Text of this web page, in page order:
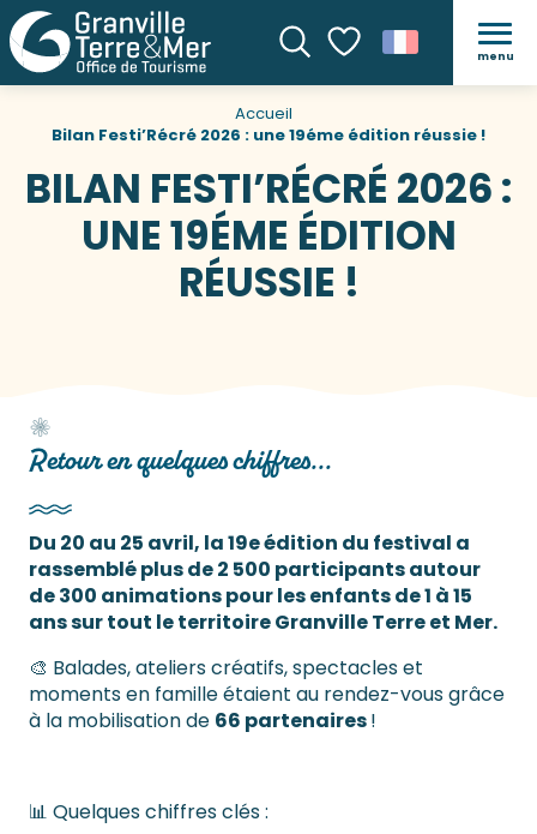
Recherche
Voir les favoris
menu
Accueil
Bilan Festi’Récré 2026 : une 19éme édition réussie !
BILAN FESTI’RÉCRÉ 2026 :
UNE 19ÉME ÉDITION
RÉUSSIE !
Retour en quelques chiffres...
Du 20 au 25 avril, la 19e édition du festival a
rassemblé plus de 2 500 participants autour
de 300 animations pour les enfants de 1 à 15
ans sur tout le territoire Granville Terre et Mer.
🎨 Balades, ateliers créatifs, spectacles et
moments en famille étaient au rendez-vous grâce
à la mobilisation de 66 partenaires!
📊 Quelques chiffres clés :